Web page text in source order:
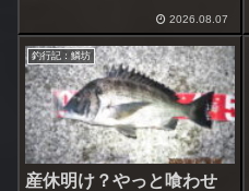
ときはハリスにガン玉を打たず
にふわっと海中をサナギで漂わ
している。
2026.08.07
釣行記：鱗坊
産休明け？やっと喰わせ